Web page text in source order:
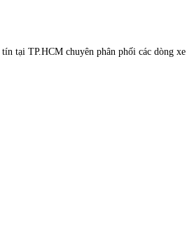
tại TP.HCM chuyên phân phối các dòng xe